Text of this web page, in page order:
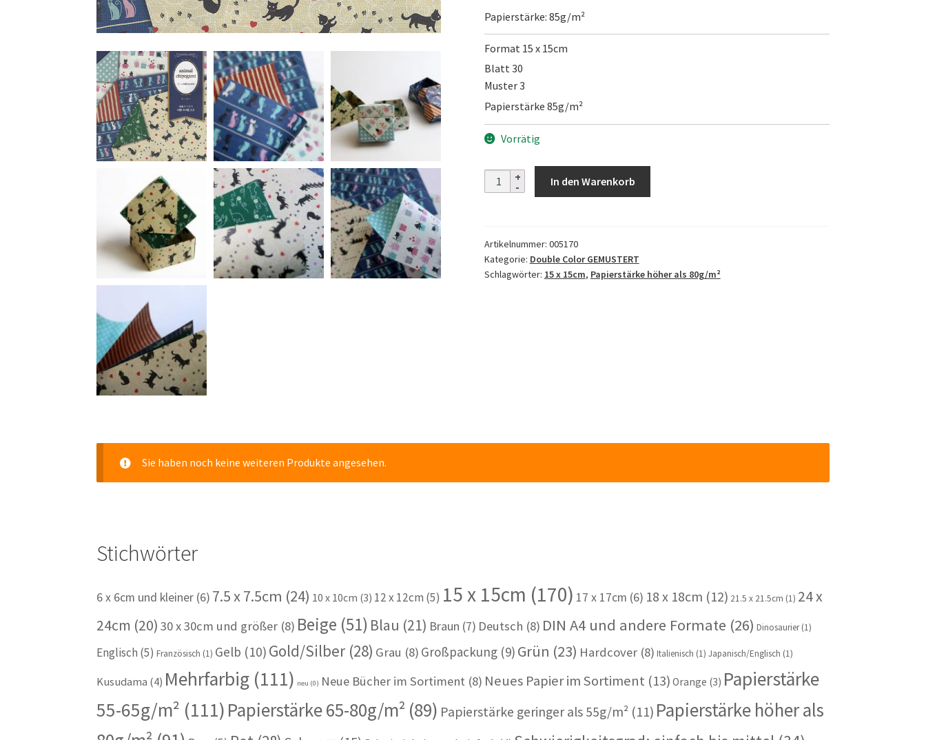
Papierstärke: 85g/m²
Format 15 x 15cm
Blatt 30
Muster 3
Papierstärke 85g/m²
Vorrätig
Animal
Chiyogami
Sided
Menge
In den Warenkorb
Artikelnummer: 005170
Kategorie: Double Color GEMUSTERT
Schlagwörter: 15 x 15cm, Papierstärke höher als 80g/m²
Sie haben noch keine weiteren Produkte angesehen.
Stichwörter
6 x 6cm und kleiner (6) 7.5 x 7.5cm (24) 10 x 10cm (3) 12 x 12cm (5) 15 x 15cm (170) 17 x 17cm (6) 18 x 18cm (12) 21.5 x 21.5cm (1) 24 x
24cm (20) 30 x 30cm und größer (8) Beige (51) Blau (21) Braun (7) Deutsch (8) DIN A4 und andere Formate (26) Dinosaurier(1)
Englisch (5) Französisch (1) Gelb (10) Gold/Silber (28) Grau (8) Großpackung (9) Grün (23) Hardcover (8) Italienisch (1) Japanisch/Englisch (1)
Kusudama (4) Mehrfarbig (111) neu (0) Neue Bücher im Sortiment (8) Neues Papier im Sortiment (13) Orange (3) Papierstärke
55-65g/m² (111) Papierstärke 65-80g/m² (89) Papierstärke geringer als 55g/m² (11) Papierstärke höher als